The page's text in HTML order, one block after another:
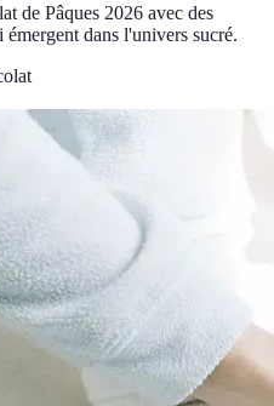
de Pâques 2026 avec des
dans l'univers sucré.